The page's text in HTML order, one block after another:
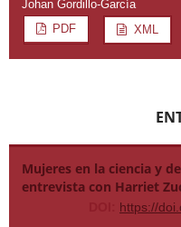
Johan Gordillo-García
PDF
XML
Mujeres en la ciencia y
entrevista con Harriet
https://